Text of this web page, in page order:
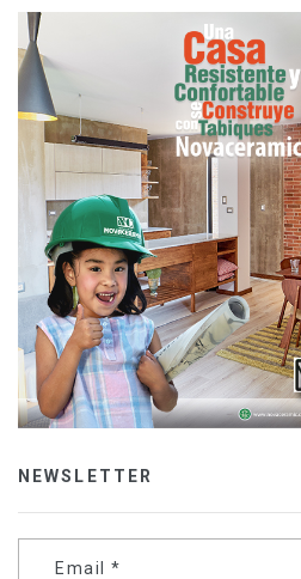
NEWSLETTER
Email *